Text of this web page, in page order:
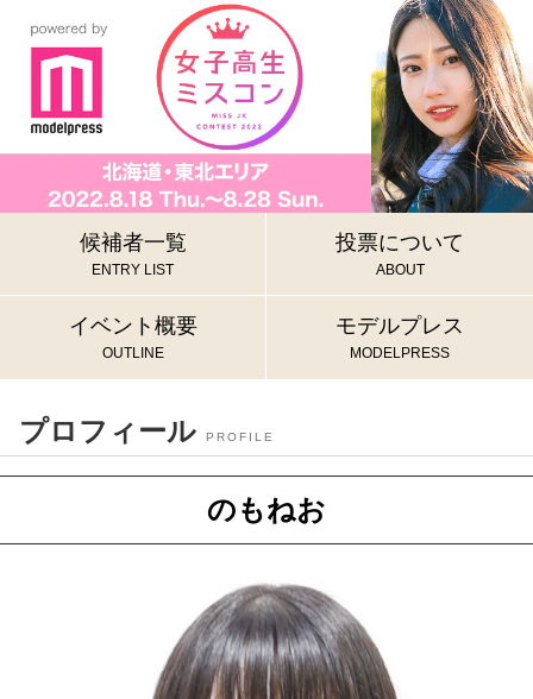
候補者一覧
ENTRY LIST
投票について
ABOUT
イベント概要
OUTLINE
モデルプレス
MODELPRESS
プロフィール PROFILE
のもねお